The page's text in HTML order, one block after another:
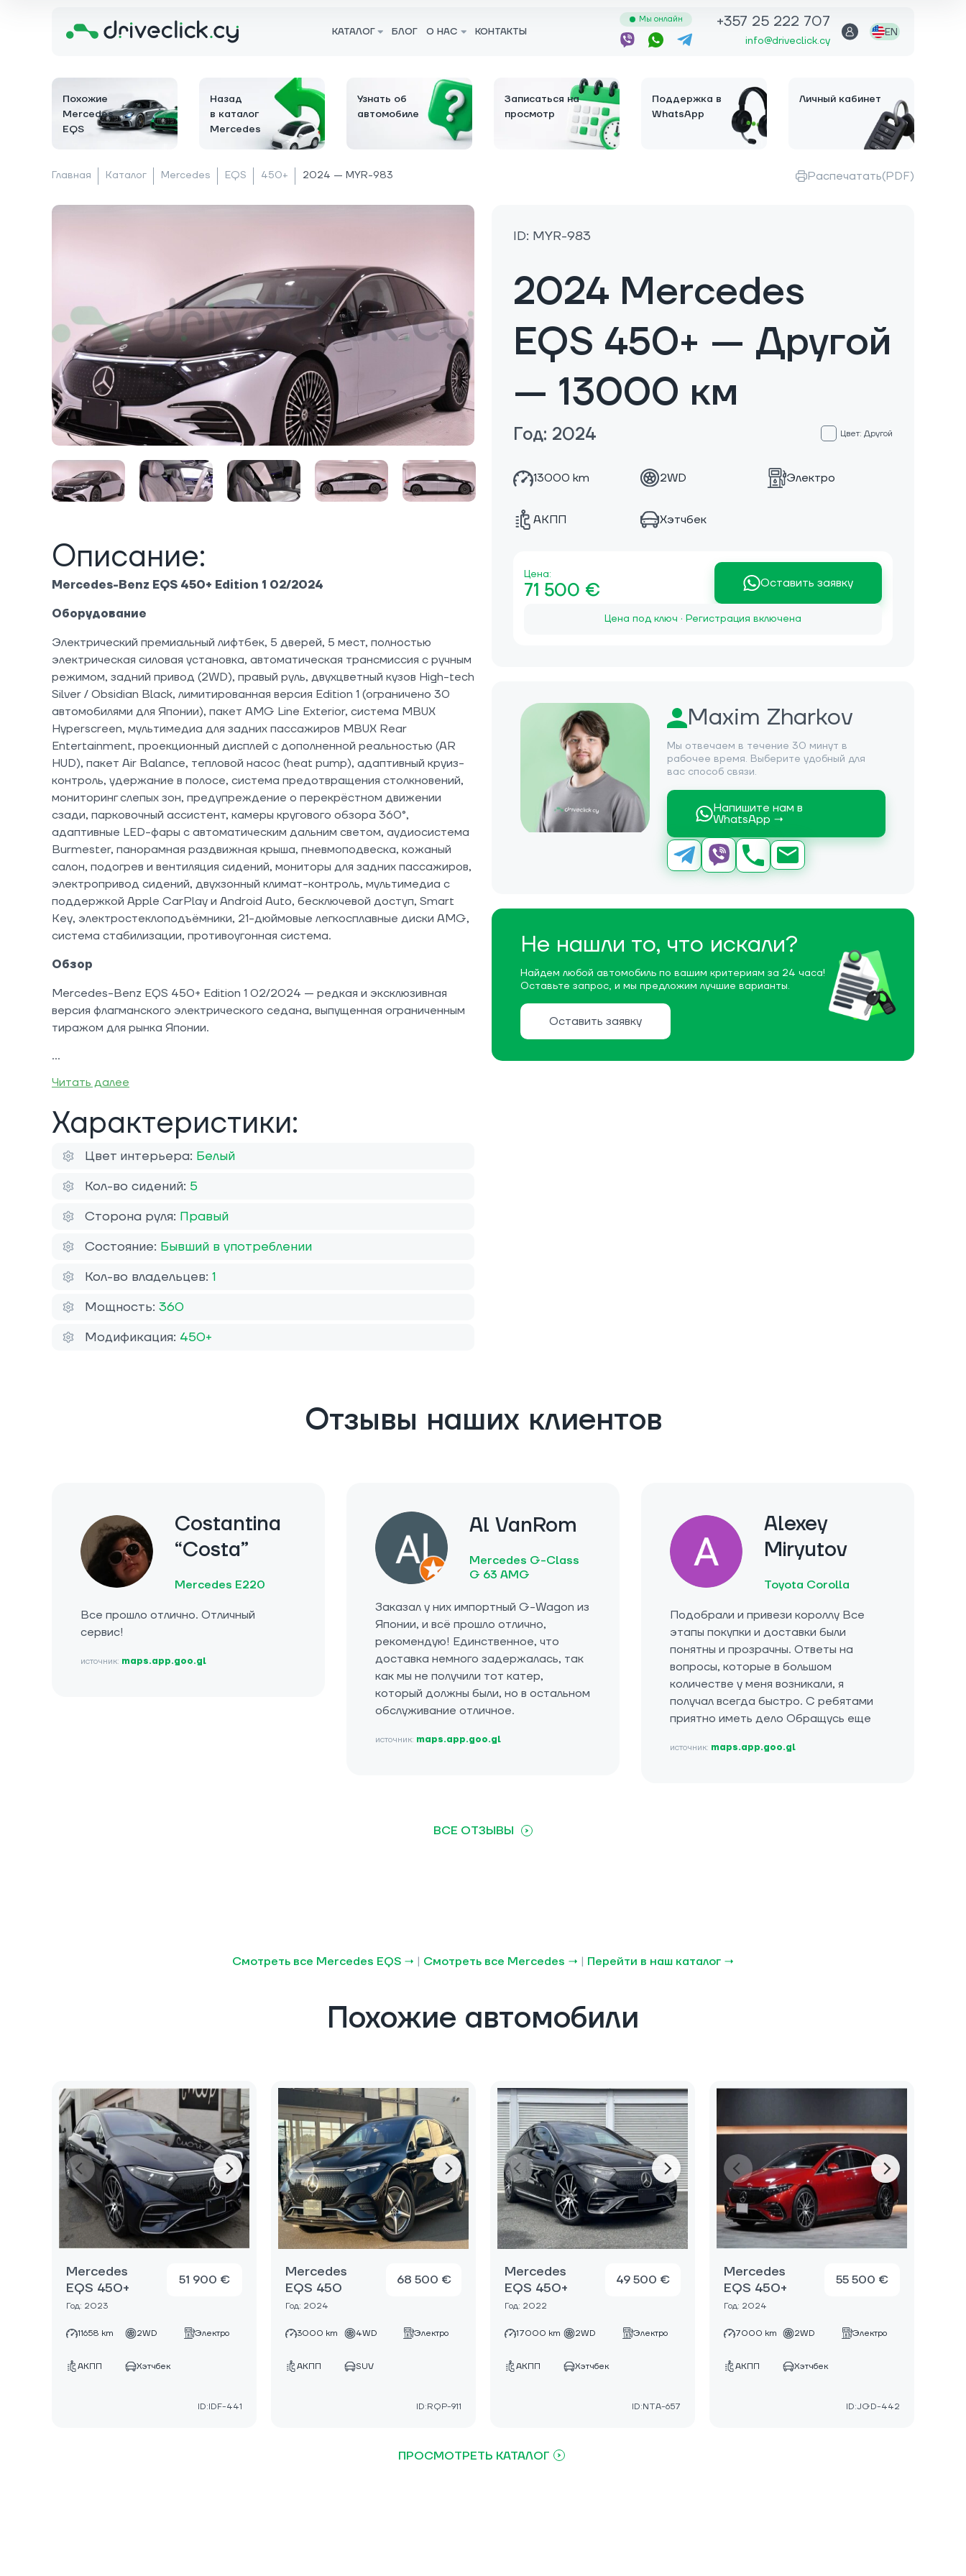
КАТАЛОГ БЛОГ О НАС КОНТАКТЫ
Мы онлайн +357 25 222 707
info@driveclick.cy
EN
Похожие
Mercedes
EQS
Назад
в каталог
Mercedes
Узнать об
автомобиле
Записаться на
просмотр
Поддержка в
WhatsApp
Личный кабинет
Главная Каталог Mercedes EQS 450+ 2024 — MYR-983 Распечатать(PDF)
ID: MYR-983
2024 Mercedes
EQS 450+ — Другой
— 13000 км
Год: 2024 Цвет: Другой
13000 km 2WD Электро
АКПП Хэтчбек
Цена:
71 500 € Оставить заявку
Цена под ключ · Регистрация включена
Maxim Zharkov
Мы отвечаем в течение 30 минут в
рабочее время. Выберите удобный для
вас способ связи.
Напишите нам в
WhatsApp →
Не нашли то, что искали?
Найдем любой автомобиль по вашим критериям за 24 часа!
Оставьте запрос, и мы предложим лучшие варианты.
Оставить заявку
Описание:
Mercedes-Benz EQS 450+ Edition 1 02/2024
Оборудование
Электрический премиальный лифтбек, 5 дверей, 5 мест, полностью
электрическая силовая установка, автоматическая трансмиссия с ручным
режимом, задний привод (2WD), правый руль, двухцветный кузов High-tech
Silver / Obsidian Black, лимитированная версия Edition 1 (ограничено 30
автомобилями для Японии), пакет AMG Line Exterior, система MBUX
Hyperscreen, мультимедиа для задних пассажиров MBUX Rear
Entertainment, проекционный дисплей с дополненной реальностью (AR
HUD), пакет Air Balance, тепловой насос (heat pump), адаптивный круиз-
контроль, удержание в полосе, система предотвращения столкновений,
мониторинг слепых зон, предупреждение о перекрёстном движении
сзади, парковочный ассистент, камеры кругового обзора 360°,
адаптивные LED-фары с автоматическим дальним светом, аудиосистема
Burmester, панорамная раздвижная крыша, пневмоподвеска, кожаный
салон, подогрев и вентиляция сидений, мониторы для задних пассажиров,
электропривод сидений, двухзонный климат-контроль, мультимедиа с
поддержкой Apple CarPlay и Android Auto, бесключевой доступ, Smart
Key, электростеклоподъёмники, 21-дюймовые легкосплавные диски AMG,
система стабилизации, противоугонная система.
Обзор
Mercedes-Benz EQS 450+ Edition 1 02/2024 — редкая и эксклюзивная
версия флагманского электрического седана, выпущенная ограниченным
тиражом для рынка Японии.
Читать далее
Характеристики:
Цвет интерьера: Белый
Кол-во сидений: 5
Сторона руля: Правый
Состояние: Бывший в употреблении
Кол-во владельцев: 1
Мощность: 360
Модификация: 450+
Отзывы наших клиентов
Costantina
“Costa”
Mercedes E220
Все прошло отлично. Отличный
сервис!
источник: maps.app.goo.gl
Al VanRom
Mercedes G-Class
G 63 AMG
Заказал у них импортный G-Wagon из
Японии, и всё прошло отлично,
рекомендую! Единственное, что
доставка немного задержалась, так
как мы не получили тот катер,
который должны были, но в остальном
обслуживание отличное.
источник: maps.app.goo.gl
Alexey
Miryutov
Toyota Corolla
Подобрали и привези короллу Все
этапы покупки и доставки были
понятны и прозрачны. Ответы на
вопросы, которые в большом
количестве у меня возникали, я
получал всегда быстро. С ребятами
приятно иметь дело Обращусь еще
источник: maps.app.goo.gl
ВСЕ ОТЗЫВЫ
Смотреть все Mercedes EQS → | Смотреть все Mercedes → | Перейти в наш каталог →
Похожие автомобили
Mercedes
EQS 450+
Год: 2023
51 900 €
11658 km 2WD Электро
АКПП Хэтчбек
ID:IDF-441
Mercedes
EQS 450
Год: 2024
68 500 €
3000 km 4WD Электро
АКПП SUV
ID:RQP-911
Mercedes
EQS 450+
Год: 2022
49 500 €
17000 km 2WD Электро
АКПП Хэтчбек
ID:NTA-657
Mercedes
EQS 450+
Год: 2024
55 500 €
7000 km 2WD Электро
АКПП Хэтчбек
ID:JGD-442
ПРОСМОТРЕТЬ КАТАЛОГ